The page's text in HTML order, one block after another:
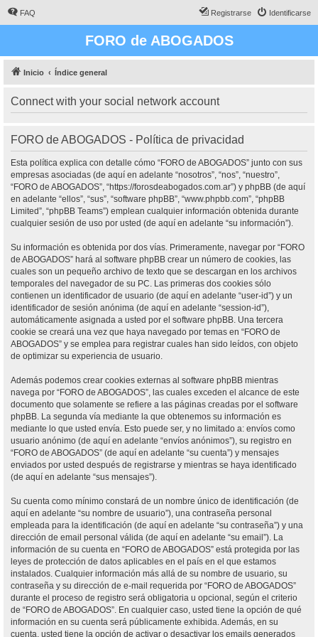
FAQ Identificarse
Registrarse
FORO de ABOGADOS
Inicio Índice general
Connect with your social network account
FORO de ABOGADOS - Política de privacidad
Esta política explica con detalle cómo “FORO de ABOGADOS” junto con sus
empresas asociadas (de aquí en adelante “nosotros”, “nos”, “nuestro”,
“FORO de ABOGADOS”, “https://forosdeabogados.com.ar”) y phpBB (de aquí
en adelante “ellos”, “sus”, “software phpBB”, “www.phpbb.com”, “phpBB
Limited”, “phpBB Teams”) emplean cualquier información obtenida durante
cualquier sesión de uso por usted (de aquí en adelante “su información”).
Su información es obtenida por dos vías. Primeramente, navegar por “FORO
de ABOGADOS” hará al software phpBB crear un número de cookies, las
cuales son un pequeño archivo de texto que se descargan en los archivos
temporales del navegador de su PC. Las primeras dos cookies sólo
contienen un identificador de usuario (de aquí en adelante “user-id”) y un
identificador de sesión anónima (de aquí en adelante “session-id”),
automáticamente asignada a usted por el software phpBB. Una tercera
cookie se creará una vez que haya navegado por temas en “FORO de
ABOGADOS” y se emplea para registrar cuales han sido leídos, con objeto
de optimizar su experiencia de usuario.
Además podemos crear cookies externas al software phpBB mientras
navega por “FORO de ABOGADOS”, las cuales exceden el alcance de este
documento que solamente se refiere a las páginas creadas por el software
phpBB. La segunda vía mediante la que obtenemos su información es
mediante lo que usted envía. Esto puede ser, y no limitado a: envíos como
usuario anónimo (de aquí en adelante “envíos anónimos”), su registro en
“FORO de ABOGADOS” (de aquí en adelante “su cuenta”) y mensajes
enviados por usted después de registrarse y mientras se haya identificado
(de aquí en adelante “sus mensajes”).
Su cuenta como mínimo constará de un nombre único de identificación (de
aquí en adelante “su nombre de usuario”), una contraseña personal
empleada para la identificación (de aquí en adelante “su contraseña”) y una
dirección de email personal válida (de aquí en adelante “su email”). La
información de su cuenta en “FORO de ABOGADOS” está protegida por las
leyes de protección de datos aplicables en el país en el que estamos
instalados. Cualquier información más allá de su nombre de usuario, su
contraseña y su dirección de e-mail requerida por “FORO de ABOGADOS”
durante el proceso de registro será obligatoria u opcional, según el criterio
de “FORO de ABOGADOS”. En cualquier caso, usted tiene la opción de qué
información en su cuenta será públicamente exhibida. Además, en su
cuenta, usted tiene la opción de activar o desactivar los emails generados